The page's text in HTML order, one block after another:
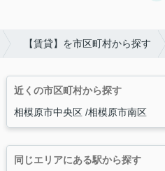
【賃貸】を市区町村から探す
近くの市区町村から探す
相模原市中央区 相模原市南区
同じエリアにある駅から探す